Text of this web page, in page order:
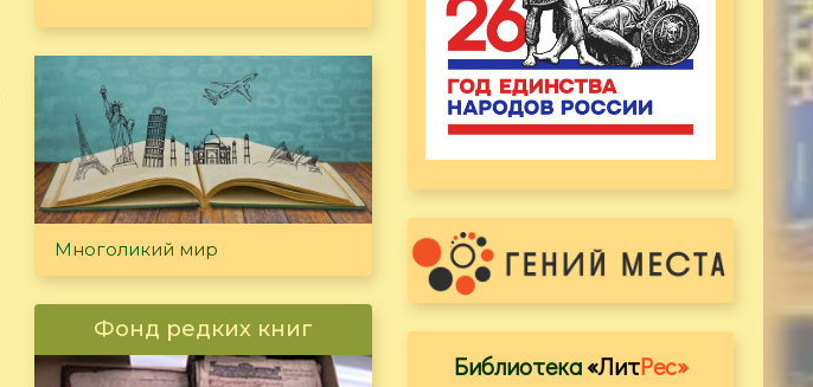
Многоликий мир
Фонд редких книг
Библиотека«ЛитРес»